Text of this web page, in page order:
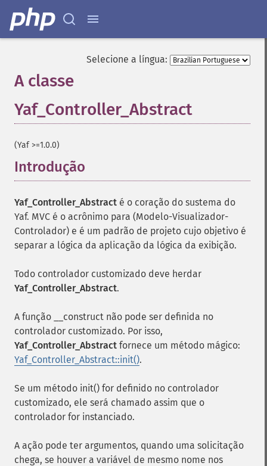
Selecione a língua:
A classe
Yaf_Controller_Abstract
(Yaf >=1.0.0)
Introdução
Yaf_Controller_Abstract é o coração do sustema do
Yaf. MVC é o acrônimo para (Modelo-Visualizador-
Controlador) e é um padrão de projeto cujo objetivo é
separar a lógica da aplicação da lógica da exibição.
Todo controlador customizado deve herdar
Yaf_Controller_Abstract.
A função __construct não pode ser definida no
controlador customizado. Por isso,
Yaf_Controller_Abstract fornece um método mágico:
Yaf_Controller_Abstract::init().
Se um método init() for definido no controlador
customizado, ele será chamado assim que o
controlador for instanciado.
A ação pode ter argumentos, quando uma solicitação
chega, se houver a variável de mesmo nome nos